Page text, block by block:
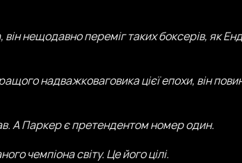
нещодавно переміг таких боксерів, як
надважковаговика цієї епохи, він
А Паркер є претендентом номер один.
чемпіона світу. Це його цілі.